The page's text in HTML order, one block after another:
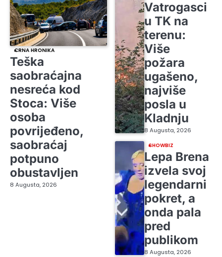
CRNA HRONIKA
Teška
saobraćajna
nesreća kod
Stoca: Više
osoba
povrijeđeno,
saobraćaj
potpuno
obustavljen
8 Augusta, 2026
Vatrogasci
u TK na
terenu:
Više
požara
ugašeno,
najviše
posla u
Kladnju
8 Augusta, 2026
SHOWBIZ
Lepa Brena
izvela svoj
legendarni
pokret, a
onda pala
pred
publikom
8 Augusta, 2026